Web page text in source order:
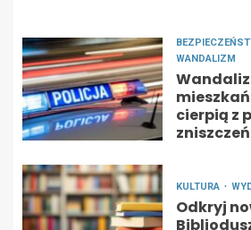
WANDALIZM
cierpią z
zniszczeń
KULTURA
Odkryj